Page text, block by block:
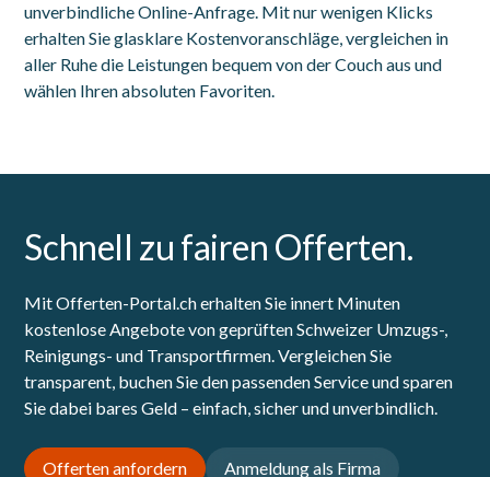
unverbindliche Online-Anfrage. Mit nur wenigen Klicks
erhalten Sie glasklare Kostenvoranschläge, vergleichen in
aller Ruhe die Leistungen bequem von der Couch aus und
wählen Ihren absoluten Favoriten.
Schnell zu fairen Offerten.
Mit Offerten-Portal.ch erhalten Sie innert Minuten
kostenlose Angebote von geprüften Schweizer Umzugs-,
Reinigungs- und Transportfirmen. Vergleichen Sie
transparent, buchen Sie den passenden Service und sparen
Sie dabei bares Geld – einfach, sicher und unverbindlich.
Offerten anfordern Anmeldung als Firma